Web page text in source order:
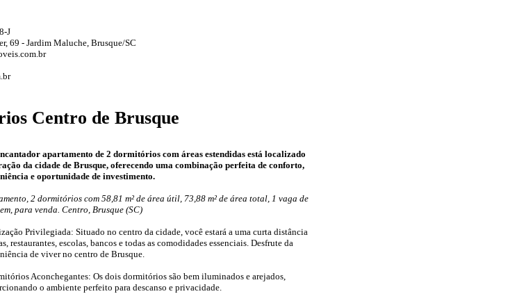
J
69 - Jardim Maluche, Brusque/SC
Centro de Brusque
apartamento de 2 dormitórios com áreas estendidas está localizado
da cidade de Brusque, oferecendo uma combinação perfeita de conforto,
e oportunidade de investimento.
2 dormitórios com 58,81 m² de área útil, 73,88 m² de área total, 1 vaga de
para venda. Centro, Brusque (SC)
Privilegiada: Situado no centro da cidade, você estará a uma curta distância
restaurantes, escolas, bancos e todas as comodidades essenciais. Desfrute da
de viver no centro de Brusque.
Aconchegantes: Os dois dormitórios são bem iluminados e arejados,
o ambiente perfeito para descanso e privacidade.